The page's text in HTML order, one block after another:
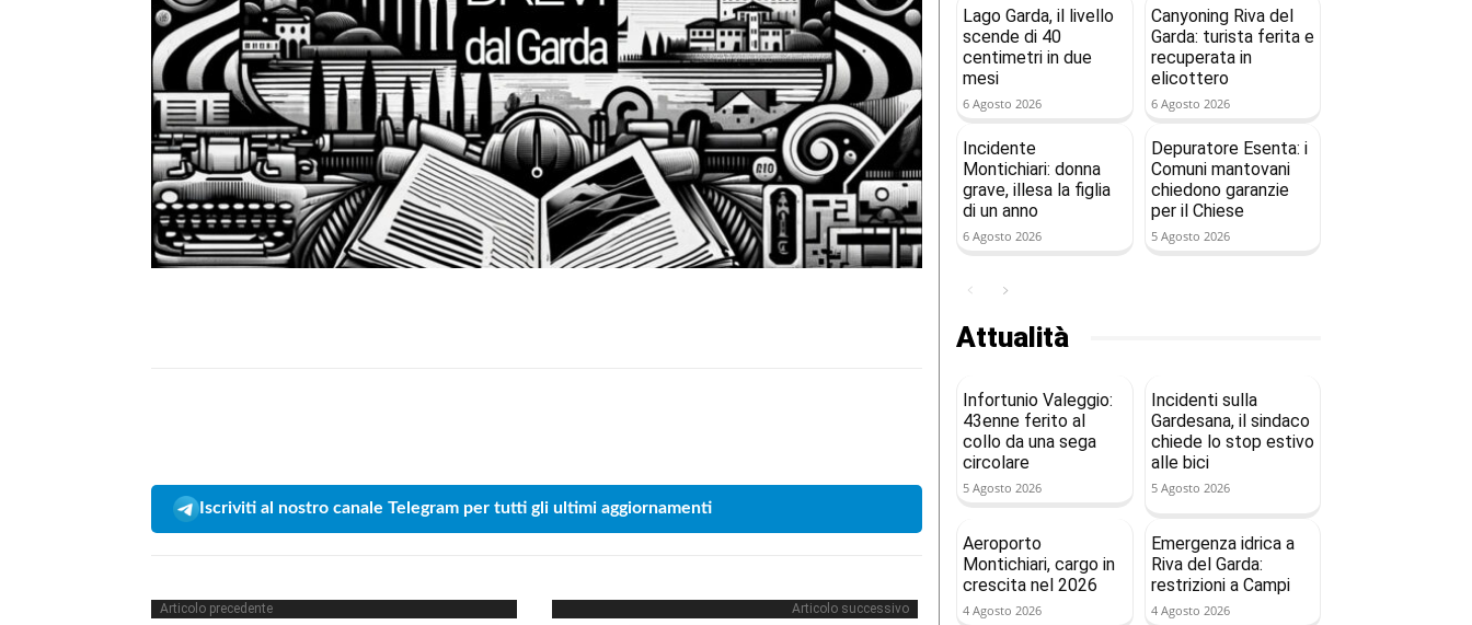
Iscriviti al nostro canale Telegram per tutti gli ultimi aggiornamenti
Articolo precedente Articolo successivo
Lago Garda, il livello
scende di 40
centimetri in due
mesi
6 Agosto 2026
Canyoning Riva del
Garda: turista ferita e
recuperata in
elicottero
6 Agosto 2026
Incidente
Montichiari: donna
grave, illesa la figlia
di un anno
6 Agosto 2026
Depuratore Esenta: i
Comuni mantovani
chiedono garanzie
per il Chiese
5 Agosto 2026
Attualità
Infortunio Valeggio:
43enne ferito al
collo da una sega
circolare
5 Agosto 2026
Incidenti sulla
Gardesana, il sindaco
chiede lo stop estivo
alle bici
5 Agosto 2026
Aeroporto
Montichiari, cargo in
crescita nel 2026
4 Agosto 2026
Emergenza idrica a
Riva del Garda:
restrizioni a Campi
4 Agosto 2026